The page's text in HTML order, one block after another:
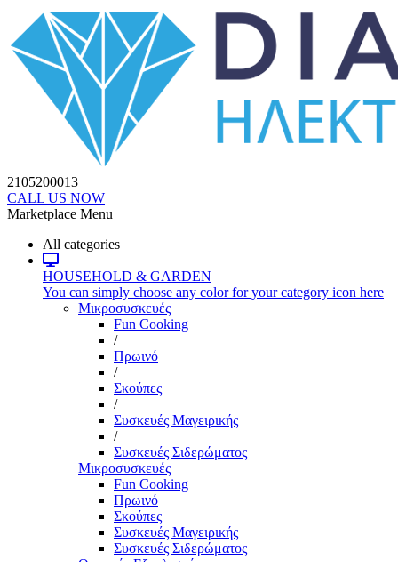
2105200013
CALL US NOW
Marketplace Menu
All categories
HOUSEHOLD & GARDEN
You can simply choose any color for your category icon here
Μικροσυσκευές
Fun Cooking
/
Πρωινό
/
Σκούπες
/
Συσκευές Μαγειρικής
/
Συσκευές Σιδερώματος
Μικροσυσκευές
Fun Cooking
Πρωινό
Σκούπες
Συσκευές Μαγειρικής
Συσκευές Σιδερώματος